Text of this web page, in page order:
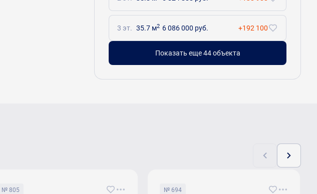
3 эт. 35.7 м2 6 086 000 руб. +192 100
Показать еще 44 объектa
№ 805 № 694